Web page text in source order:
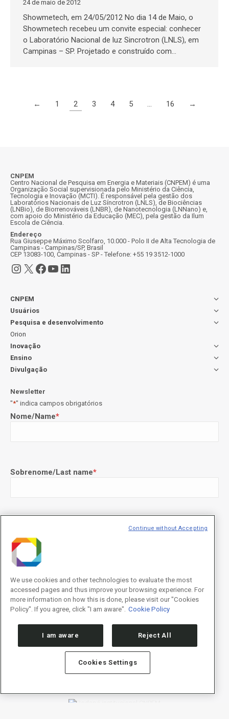
24 de maio de 2012
Showmetech, em 24/05/2012 No dia 14 de Maio, o
Showmetech recebeu um convite especial: conhecer
o Laboratório Nacional de luz Sincrotron (LNLS), em
Campinas – SP. Projetado e construído com…
← 1 2 3 4 5 … 16 →
CNPEM
Centro Nacional de Pesquisa em Energia e Materiais (CNPEM) é uma
Organização Social supervisionada pelo Ministério da Ciência,
Tecnologia e Inovação (MCTI). É responsável pela gestão dos
Laboratórios Nacionais de Luz Síncrotron (LNLS), de Biociências
(LNBio), de Biorrenováveis (LNBR), de Nanotecnologia (LNNano) e,
com apoio do Ministério da Educação (MEC), pela gestão da Ilum
Escola de Ciência.
Endereço
Rua Giuseppe Máximo Scolfaro, 10.000 - Polo II de Alta Tecnologia de
Campinas - Campinas/SP, Brasil
CEP 13083-100, Campinas - SP - Telefone: +55 19 3512-1000
Instagram
X Facebook
Youtube
LinkedIn
CNPEM
Usuários
Pesquisa e desenvolvimento
Orion
Inovação
Ensino
Divulgação
Newsletter
"*" indica campos obrigatórios
Nome/Name*
Sobrenome/Last name*
Declaração de consentimento*
Concordo com os termos de uso descritos na Política de
Privacidade/I agree to the terms of use described in thePrivacy
Policy.
We use cookies and other technologies to evaluate the most
accessed pages and thus improve your browsing experience. For
more information on how this is done, please visit our "Cookies
Policy". If you agree, click "I am aware". Cookie Policy
I am aware Reject All
Cookies Settings
Continue without Accepting